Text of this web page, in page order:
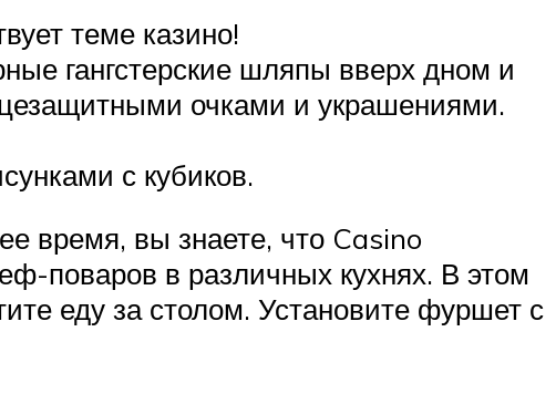
теме казино!
гангстерские шляпы вверх дном и
очками и украшениями.
с кубиков.
время, вы знаете, что Casino
поваров в различных кухнях. В этом
еду за столом. Установите фуршет с